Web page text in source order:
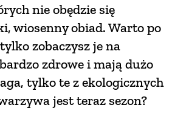
nie obędzie się
wiosenny obiad. Warto po
zobaczysz je na
zdrowe i mają dużo
tylko te z ekologicznych
jest teraz sezon?
OGRODU
NATURALNIE
URODA